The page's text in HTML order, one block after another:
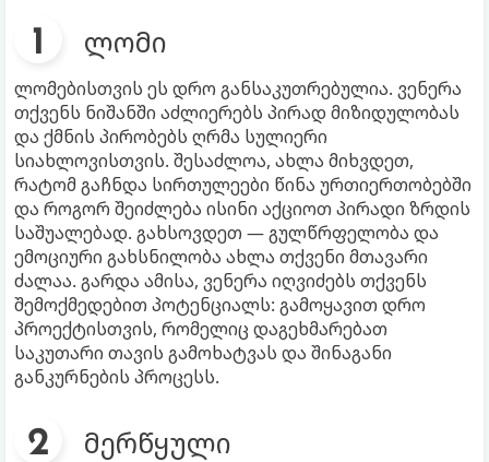
ლომი
ლომებისთვის ეს დრო განსაკუთრებულია. ვენერა
თქვენს ნიშანში აძლიერებს პირად მიზიდულობას
და ქმნის პირობებს ღრმა სულიერი
სიახლოვისთვის. შესაძლოა, ახლა მიხვდეთ,
რატომ გაჩნდა სირთულეები წინა ურთიერთობებში
და როგორ შეიძლება ისინი აქციოთ პირადი ზრდის
საშუალებად. გახსოვდეთ — გულწრფელობა და
ემოციური გახსნილობა ახლა თქვენი მთავარი
ძალაა. გარდა ამისა, ვენერა იღვიძებს თქვენს
შემოქმედებით პოტენციალს: გამოყავით დრო
პროექტისთვის, რომელიც დაგეხმარებათ
საკუთარი თავის გამოხატვას და შინაგანი
განკურნების პროცესს.
მერწყული